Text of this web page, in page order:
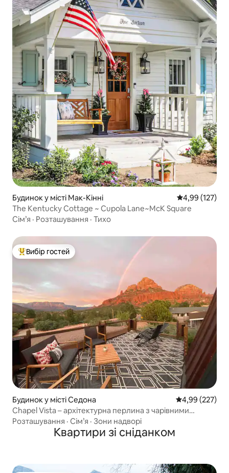
Будинок у місті Мак-Кінні Середня
4,99 (127)
The Kentucky Cottage ~ Cupola Lane~McK Square
Сім’я · Розташування · Тихо
Топ вибір гостей
Вибір гостей
Будинок у місті Седона Середня
4,99 (227)
Chapel Vista – архітектурна перлина з чарівними
краєвидами
Розташування · Сім’я · Зони надворі
Квартири зі сніданком